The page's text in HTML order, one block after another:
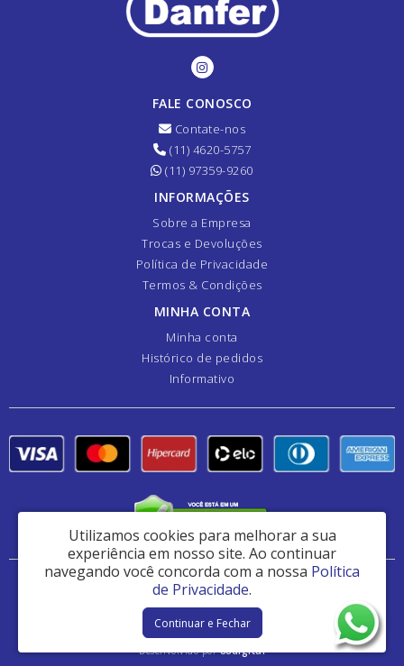
FALE CONOSCO
Contate-nos
(11) 4620-5757
(11) 97359-9260
INFORMAÇÕES
Sobre a Empresa
Trocas e Devoluções
Política de Privacidade
Termos & Condições
MINHA CONTA
Minha conta
Histórico de pedidos
Informativo
Danfer Componentes e Manutenção de Peças Ltda - CNPJ: 44.382.461/0001-41
Av Analice Sakatauskas 1180 - Jardim Ipê - Osasco / SP - CEP: 06060-013
Danfer Hidráulica © 2026
Desenvolvido por88digital
Utilizamos cookies para melhorar a sua
experiência em nosso site. Ao continuar
navegando você concorda com a nossa Política
de Privacidade.
Continuar e Fechar